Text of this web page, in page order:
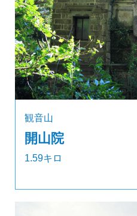
観音山
開山院
1.59キロ